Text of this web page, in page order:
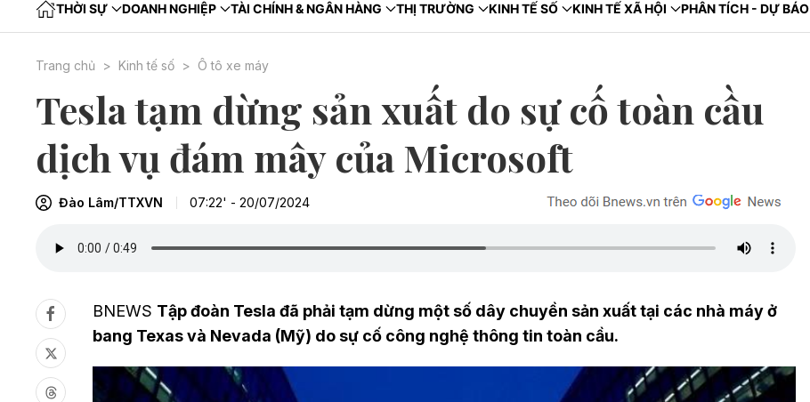
THỜI SỰ DOANH NGHIỆP TÀI CHÍNH & NGÂN HÀNG THỊ TRƯỜNG KINH TẾ SỐ KINH TẾ XÃ HỘI PHÂN TÍCH - DỰ BÁO
Trang chủ Kinh tế số Ô tô xe máy
Tesla tạm dừng sản xuất do sự cố toàn cầu
dịch vụ đám mây của Microsoft
Đào Lâm/TTXVN 07:22' - 20/07/2024
BNEWS Tập đoàn Tesla đã phải tạm dừng một số dây chuyền sản xuất tại các nhà máy ở
bang Texas và Nevada (Mỹ) do sự cố công nghệ thông tin toàn cầu.